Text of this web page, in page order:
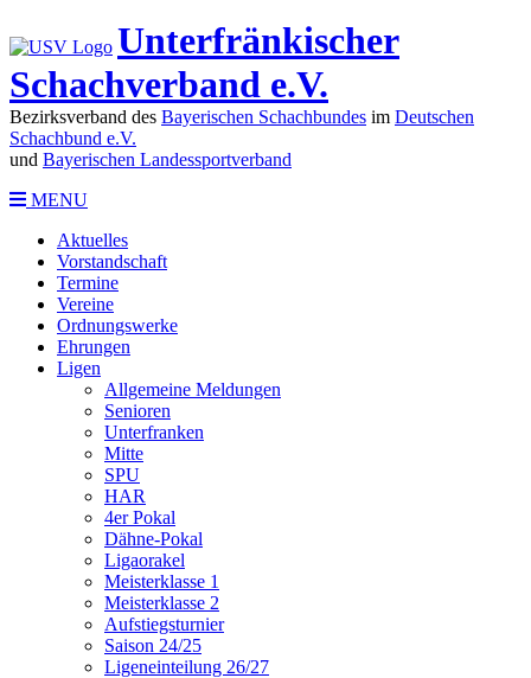
Unterfränkischer
Schachverband e.V.
Bezirksverband des Bayerischen Schachbundes im Deutschen
Schachbund e.V.
und Bayerischen Landessportverband
MENU
Aktuelles
Vorstandschaft
Termine
Vereine
Ordnungswerke
Ehrungen
Ligen
Allgemeine Meldungen
Senioren
Unterfranken
Mitte
SPU
HAR
4er Pokal
Dähne-Pokal
Ligaorakel
Meisterklasse 1
Meisterklasse 2
Aufstiegsturnier
Saison 24/25
Ligeneinteilung 26/27